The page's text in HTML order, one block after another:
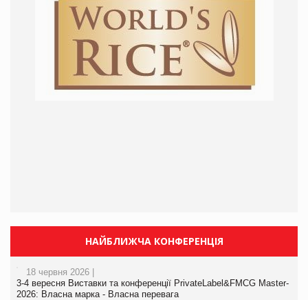
НАЙБЛИЖЧА КОНФЕРЕНЦІЯ
18 червня 2026 |
3-4 вересня Виставки та конференції PrivateLabel&FMCG Master-
2026: Власна марка - Власна перевага